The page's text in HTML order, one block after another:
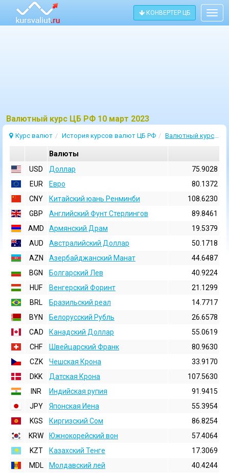
КОНВЕРТЕР ЦБ
Bалютный курс ЦБ РФ 10 март 2023
Курс валют История курсов валют ЦБ РФ Валютный курс 10 Март 2023
Валюты
USD
Доллар
75.9028
EUR
Евро
80.1372
CNY
Китайский юань Ренминби
108.6230
GBP
Английский Фунт Стерлингов
89.8461
AMD
Армянский Драм
19.5379
AUD
Австралийский Доллар
50.1718
AZN
Азербайджанский Манат
44.6487
BGN
Болгарский Лев
40.9224
HUF
Венгерский Форинт
21.1299
BRL
Бразильский реал
14.7717
BYN
Белорусский Рубль
26.6578
CAD
Канадский Доллар
55.0619
CHF
Швейцарский Франк
80.9630
CZK
Чешская Крона
33.9170
DKK
Датская Крона
107.5630
INR
Индийская pупия
91.9415
JPY
Японская Иена
55.3954
KGS
Киргизский Сом
86.8254
KRW
Южнокорейский вон
57.4064
KZT
Казахский Тенге
17.3069
MDL
Молдавский лей
40.4244